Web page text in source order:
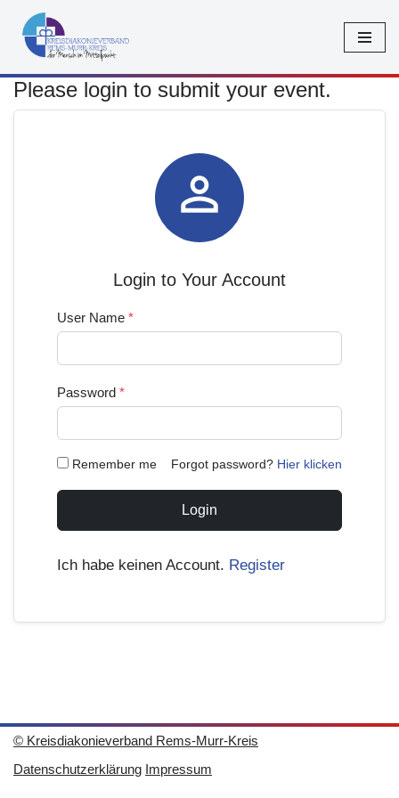
Zum
springen
Please login to submit your event.

Login to Your Account
User Name *
Password *
Remember me Forgot password? Hier klicken
Login
Ich habe keinen Account. Register
© Kreisdiakonieverband Rems-Murr-Kreis
Datenschutzerklärung Impressum